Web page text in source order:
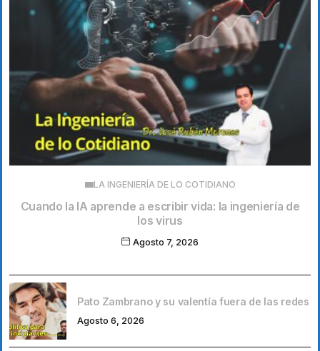
LA INGENIERÍA DE LO COTIDIANO
Cuando la IA aprende a escribir vida: la ingeniería de
los virus
Agosto 7, 2026
Pato Zambrano y su valentía fuera de las redes
Agosto 6, 2026